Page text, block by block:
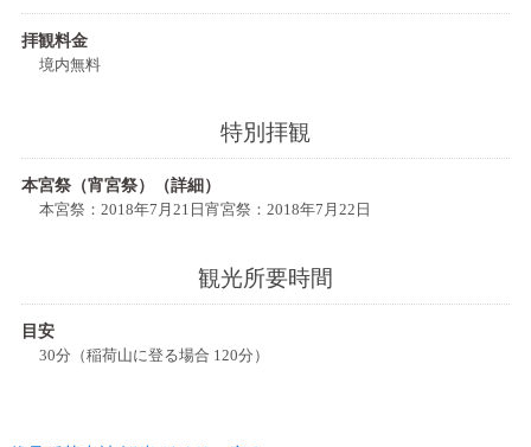
拝観料金
境内無料
特別拝観
本宮祭（宵宮祭）（詳細）
本宮祭：2018年7月21日宵宮祭：2018年7月22日
観光所要時間
目安
30分（稲荷山に登る場合 120分）